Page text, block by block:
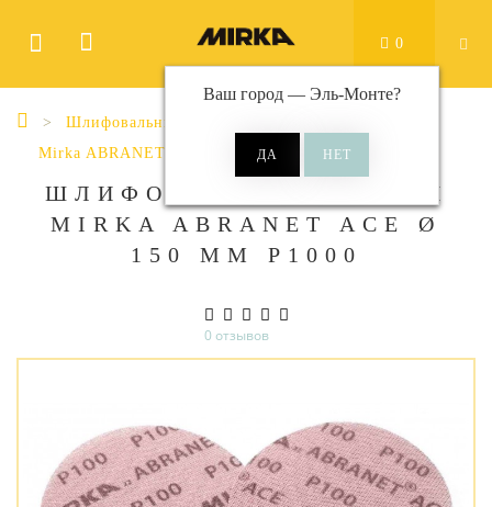
Ваш город — Эль-Монте?
0
Шлифовальные материалы
Mirka ABRANET ACE
Abranet Ace Ø 150 мм
ШЛИФОВАЛЬНЫЕ КРУГИ
MIRKA ABRANET ACE Ø
150 ММ P1000
0 отзывов